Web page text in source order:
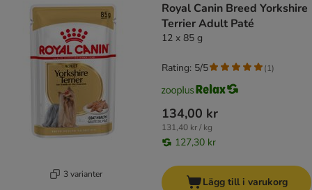
3 varianter
Royal Canin Breed Yorkshire
Terrier Adult Paté
12 x 85 g
134,00 kr
131,40 kr / kg
127,30 kr
Rating: 5/5 (1)
Lägg till i varukorg